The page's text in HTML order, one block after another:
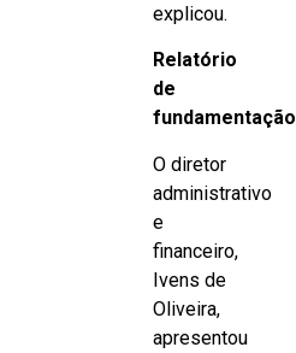
explicou.
Relatório
de
fundamentação
O diretor
administrativo
e
financeiro,
Ivens de
Oliveira,
apresentou